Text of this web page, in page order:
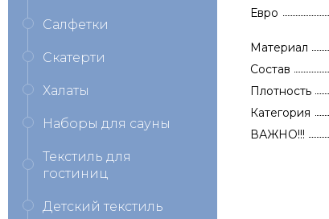
Евро
Материал
Состав
Плотность
Категория
ВАЖНО!!!
Салфетки
Скатерти
Халаты
Наборы для сауны
Текстиль для
гостиниц
Детский текстиль